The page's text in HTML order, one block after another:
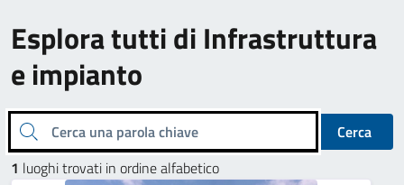
Esplora tutti di Infrastruttura
e impianto
Cerca una parola chiave
Cerca
1 luoghi trovati in ordine alfabetico